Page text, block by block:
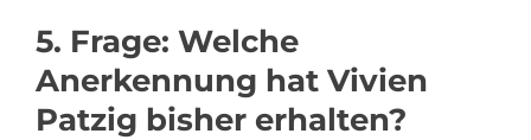
5. Frage: Welche
Anerkennung hat Vivien
Patzig bisher erhalten?